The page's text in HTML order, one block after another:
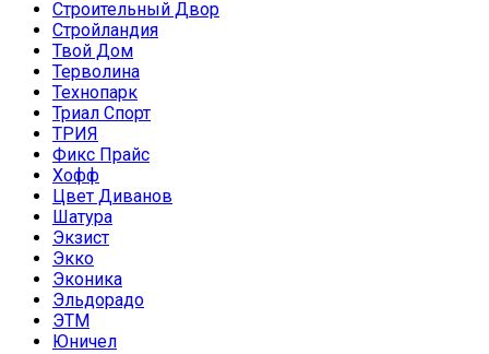
Строительный Двор
Стройландия
Твой Дом
Терволина
Технопарк
Триал Спорт
ТРИЯ
Фикс Прайс
Хофф
Цвет Диванов
Шатура
Экзист
Экко
Эконика
Эльдорадо
ЭТМ
Юничел